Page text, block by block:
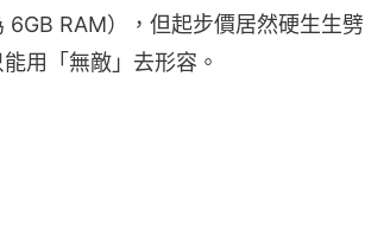
RAM），但起步價居然硬生生劈
用「無敵」去形容。